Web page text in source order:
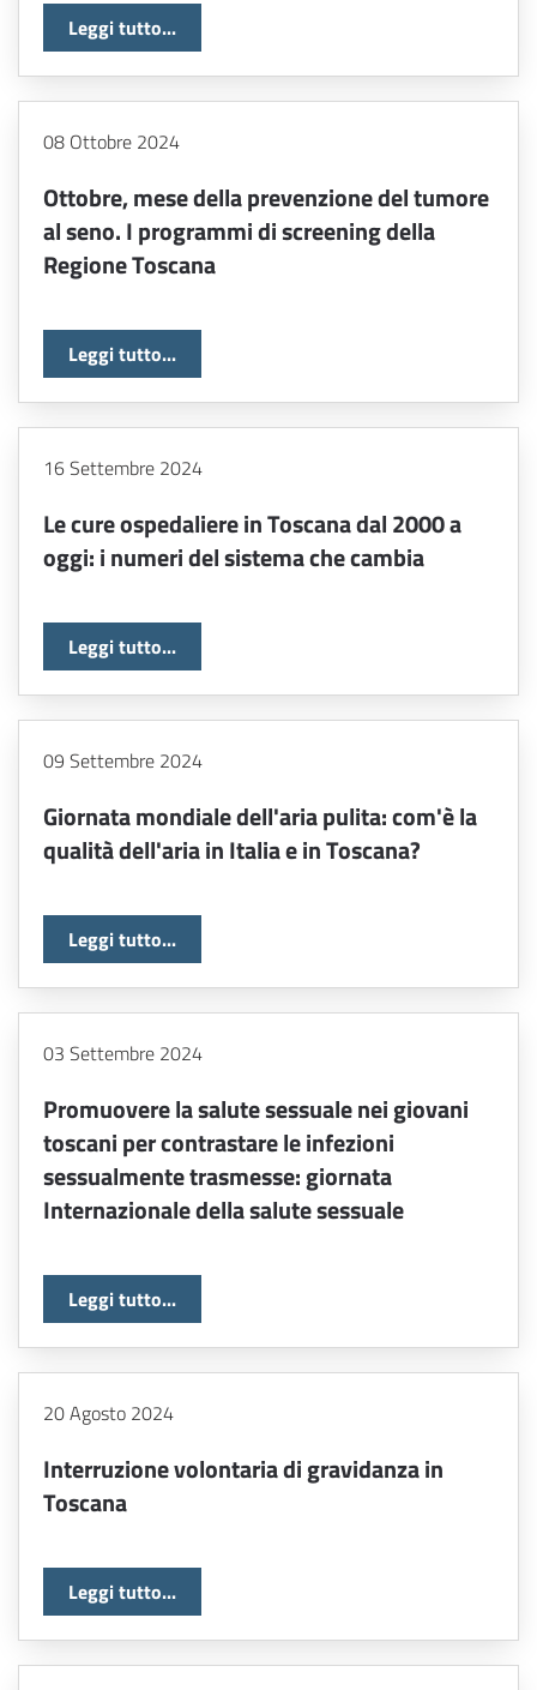
Leggi tutto...
08 Ottobre 2024
Ottobre, mese della prevenzione del tumore
al seno. I programmi di screening della
Regione Toscana
Leggi tutto...
16 Settembre 2024
Le cure ospedaliere in Toscana dal 2000 a
oggi: i numeri del sistema che cambia
Leggi tutto...
09 Settembre 2024
Giornata mondiale dell'aria pulita: com'è la
qualità dell'aria in Italia e in Toscana?
Leggi tutto...
03 Settembre 2024
Promuovere la salute sessuale nei giovani
toscani per contrastare le infezioni
sessualmente trasmesse: giornata
Internazionale della salute sessuale
Leggi tutto...
20 Agosto 2024
Interruzione volontaria di gravidanza in
Toscana
Leggi tutto...